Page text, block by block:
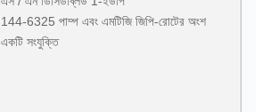
144-6325 পাম্প এবং এমটিজি জিপি-রোটের অংশ
একটি সংযুক্তি